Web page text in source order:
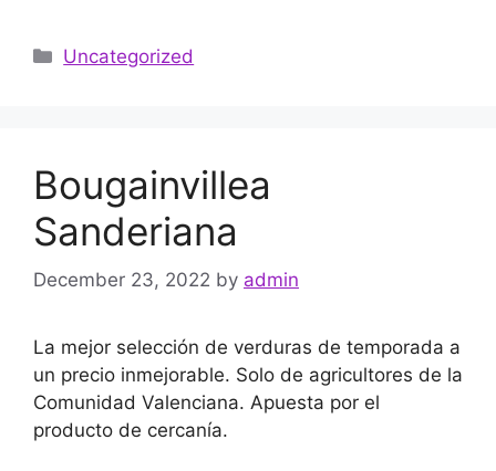
Uncategorized
Bougainvillea
Sanderiana
December 23, 2022 by admin
La mejor selección de verduras de temporada a
un precio inmejorable. Solo de agricultores de la
Comunidad Valenciana. Apuesta por el
producto de cercanía.